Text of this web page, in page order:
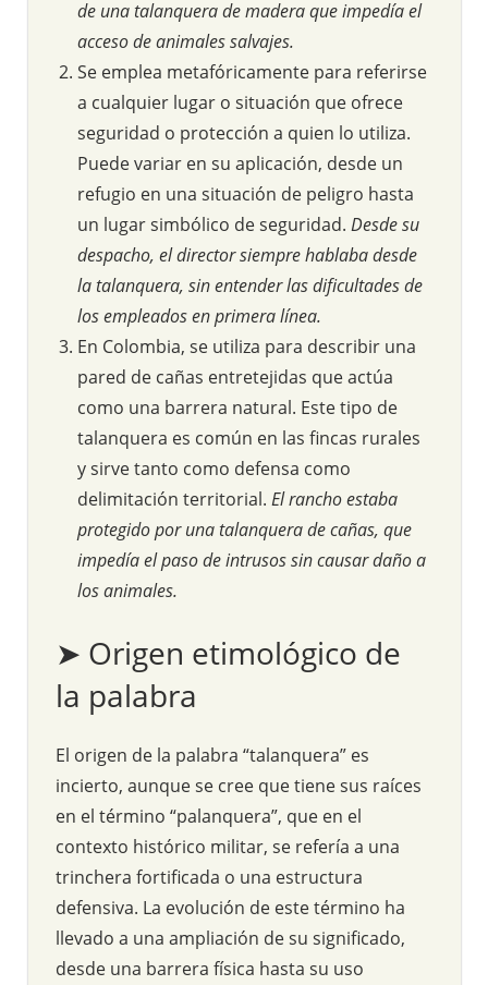
de una talanquera de madera que impedía el
acceso de animales salvajes.
Se emplea metafóricamente para referirse
a cualquier lugar o situación que ofrece
seguridad o protección a quien lo utiliza.
Puede variar en su aplicación, desde un
refugio en una situación de peligro hasta
un lugar simbólico de seguridad. Desde su
despacho, el director siempre hablaba desde
la talanquera, sin entender las dificultades de
los empleados en primera línea.
En Colombia, se utiliza para describir una
pared de cañas entretejidas que actúa
como una barrera natural. Este tipo de
talanquera es común en las fincas rurales
y sirve tanto como defensa como
delimitación territorial. El rancho estaba
protegido por una talanquera de cañas, que
impedía el paso de intrusos sin causar daño a
los animales.
➤ Origen etimológico de
la palabra
El origen de la palabra “talanquera” es
incierto, aunque se cree que tiene sus raíces
en el término “palanquera”, que en el
contexto histórico militar, se refería a una
trinchera fortificada o una estructura
defensiva. La evolución de este término ha
llevado a una ampliación de su significado,
desde una barrera física hasta su uso